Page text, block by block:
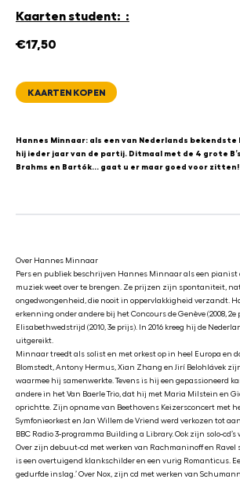
Kaarten student: :
€17,50
KAARTEN KOPEN
Hannes Minnaar: als een van Nederlands
hij ieder jaar van de partij. Ditmaal met de 4 grote
Brahms en Bartók… gaat u er maar goed voor zitten!
Over Hannes Minnaar
Pers en publiek beschrijven Hannes Minnaar als een pianist
muziek weet over te brengen. Ze prijzen zijn spontaniteit,
ongedwongenheid, die nooit in oppervlakkigheid verzandt.
erkenning onder andere bij het Concours de Genève (2008,
Elisabethwedstrijd (2010, 3e prijs). In 2016 kreeg hij de
uitgereikt.
Minnaar treedt als solist en met orkest op in heel Europa en
Blomstedt, Antony Hermus, Xian Zhang en Jirí Belohlávek
waarmee hij samenwerkte. Tevens is hij een gepassioneerd
andere in het Van Baerle Trio, dat hij met Maria Milstein en
oprichtte. Zijn opname van Beethovens Keizersconcert met
Symfonieorkest en Jan Willem de Vriend werd verkozen tot
BBC Radio 3-programma Building a Library. Ook zijn solo-
Over zijn debuut-cd met werken van Rachmaninoff en Ravel
is een overtuigend klankschilder en een vurig Romanticus.
gedurfde inslag.’ Over Nox, zijn cd met werken van